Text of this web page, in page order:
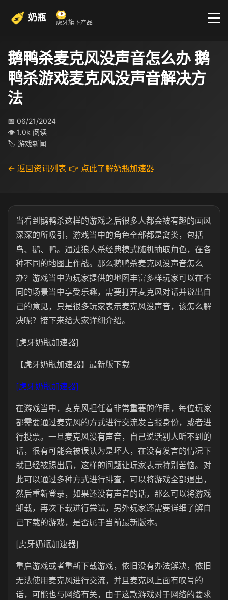
奶瓶 虎牙旗下产品
鹅鸭杀麦克风没声音怎么办 鹅
鸭杀游戏麦克风没声音解决方
法
📅 06/21/2024
👁 1.0k 阅读
🏷 游戏新闻
← 返回资讯列表 👉 点此了解奶瓶加速器
当看到鹅鸭杀这样的游戏之后很多人都会被有趣的画风
深深的所吸引，游戏当中的角色全部都是禽类，包括
鸟、鹅、鸭。通过狼人杀经典模式随机抽取角色，在各
种不同的地图上作战。那么鹅鸭杀麦克风没声音怎么
办？游戏当中为玩家提供的地图丰富多样玩家可以在不
同的场景当中享受乐趣，需要打开麦克风对话并说出自
己的意见，只是很多玩家表示麦克风没声音，该怎么解
决呢？接下来给大家详细介绍。
[虎牙奶瓶加速器]
【虎牙奶瓶加速器】最新版下载
[虎牙奶瓶加速器]
在游戏当中，麦克风担任着非常重要的作用，每位玩家
都需要通过麦克风的方式进行交流发言报身份，或者进
行投票。一旦麦克风没有声音，自己说话别人听不到的
话，很有可能会被误认为是坏人，在没有发言的情况下
就已经被踢出局，这样的问题让玩家表示特别苦恼。对
此可以通过多种方式进行排查，可以将游戏全部退出，
然后重新登录，如果还没有声音的话，那么可以将游戏
卸载，再次下载进行尝试，另外玩家还需要详细了解自
己下载的游戏，是否属于当前最新版本。
[虎牙奶瓶加速器]
重启游戏或者重新下载游戏，依旧没有办法解决，依旧
无法使用麦克风进行交流，并且麦克风上面有叹号的
话，可能也与网络有关，由于这款游戏对于网络的要求